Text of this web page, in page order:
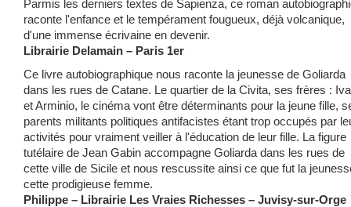
Parmis les derniers textes de Sapienza, ce roman
raconte l'enfance et le tempérament fougueux, déjà volcanique,
d'une immense écrivaine en devenir.
Librairie Delamain – Paris 1er
Ce livre autobiographique nous raconte la jeunesse de Goliarda
dans les rues de Catane. Le quartier de la Civita, ses frères :
et Arminio, le cinéma vont être déterminants pour la jeune fille,
parents militants politiques antifacistes étant trop occupés par
activités pour vraiment veiller à l'éducation de leur fille. La figure
tutélaire de Jean Gabin accompagne Goliarda dans les rues de
cette ville de Sicile et nous rescussite ainsi ce que fut la
cette prodigieuse femme.
Philippe – Librairie Les Vraies Richesses – Juvisy-sur-Orge